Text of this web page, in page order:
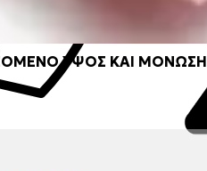
ΥΨΟΣ ΚΑΙ ΜΟΝΩΣΗ